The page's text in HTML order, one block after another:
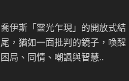
喬伊斯「靈光乍現」的開放式結
尾，猶如一面批判的鏡子，喚醒
困局、同情、嘲諷與智慧..